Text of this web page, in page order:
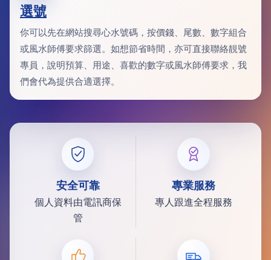
選號
你可以先在網站搜尋心水號碼，按價錢、尾數、數字組合
或風水師傅要求篩選。如想節省時間，亦可直接聯絡靚號
專員，說明預算、用途、喜歡的數字或風水師傅要求，我
們會代為提供合適選擇。
安全可靠
個人資料由電訊商保
管
專業服務
專人跟進全程服務